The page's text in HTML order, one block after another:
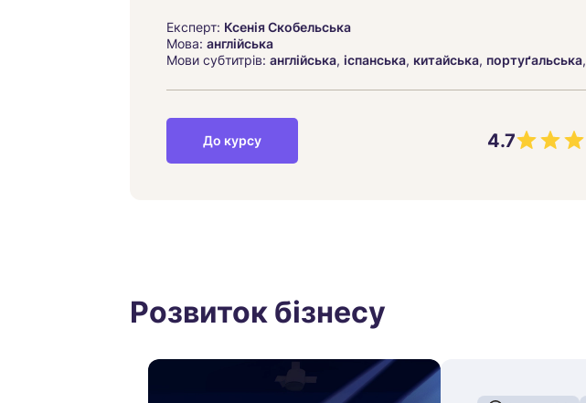
Експерт: Ксенія Скобельська
Мова: англійська
Мови субтитрів: англійська, іспанська, китайська, портуґальська,
До курсу 4.7
Розвиток бізнесу